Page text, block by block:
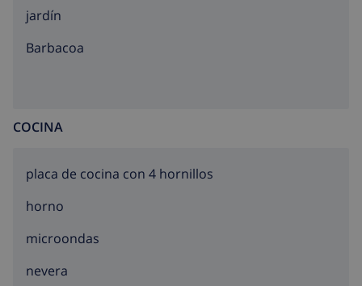
jardín
barbacoa
COCINA
placa de cocina con 4 hornillos
horno
microondas
nevera